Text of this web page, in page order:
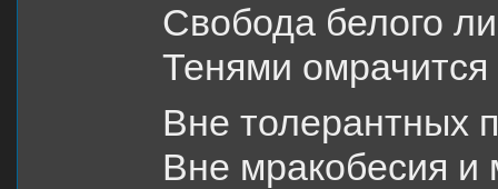
Свобода белого
Тенями омрачится
Вне толерантных
Вне мракобесия и